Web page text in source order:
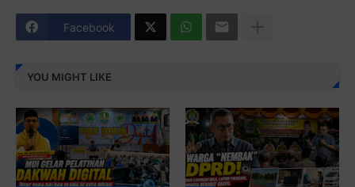
Facebook
YOU MIGHT LIKE